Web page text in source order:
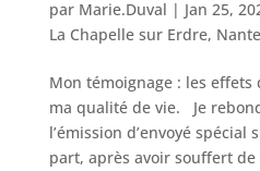
par Marie.Duval | Jan 25,
La Chapelle sur Erdre,
Mon témoignage : les
ma qualité de vie. Je
l’émission d’envoyé
part, après avoir souffert